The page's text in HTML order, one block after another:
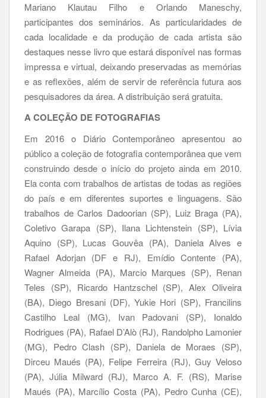
Mariano Klautau Filho e Orlando Maneschy,
participantes dos seminários. As particularidades de
cada localidade e da produção de cada artista são
destaques nesse livro que estará disponível nas formas
impressa e virtual, deixando preservadas as memórias
e as reflexões, além de servir de referência futura aos
pesquisadores da área. A distribuição será gratuita.
A COLEÇÃO DE FOTOGRAFIAS
Em 2016 o Diário Contemporâneo apresentou ao
público a coleção de fotografia contemporânea que vem
construindo desde o início do projeto ainda em 2010.
Ela conta com trabalhos de artistas de todas as regiões
do país e em diferentes suportes e linguagens. São
trabalhos de Carlos Dadoorian (SP), Luiz Braga (PA),
Coletivo Garapa (SP), Ilana Lichtenstein (SP), Lívia
Aquino (SP), Lucas Gouvêa (PA), Daniela Alves e
Rafael Adorjan (DF e RJ), Emídio Contente (PA),
Wagner Almeida (PA), Marcio Marques (SP), Renan
Teles (SP), Ricardo Hantzschel (SP), Alex Oliveira
(BA), Diego Bresani (DF), Yukie Hori (SP), Francilins
Castilho Leal (MG), Ivan Padovani (SP), Ionaldo
Rodrigues (PA), Rafael D’Alò (RJ), Randolpho Lamonier
(MG), Pedro Clash (SP), Daniela de Moraes (SP),
Dirceu Maués (PA), Felipe Ferreira (RJ), Guy Veloso
(PA), Júlia Milward (RJ), Marco A. F. (RS), Marise
Maués (PA), Marcílio Costa (PA), Pedro Cunha (CE),